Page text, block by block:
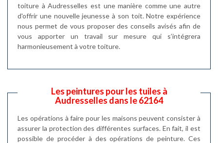
toiture à Audresselles est une manière comme une autre
d'offrir une nouvelle jeunesse à son toit. Notre expérience
nous permet de vous proposer des conseils avisés afin de
vous apporter un travail sur mesure qui s’intégrera
harmonieusement à votre toiture.
Les peintures pour les tuiles à
Audresselles dans le 62164
Les opérations à faire pour les maisons peuvent consister à
assurer la protection des différentes surfaces. En fait, il est
possible de procéder à des opérations de peinture. Ces